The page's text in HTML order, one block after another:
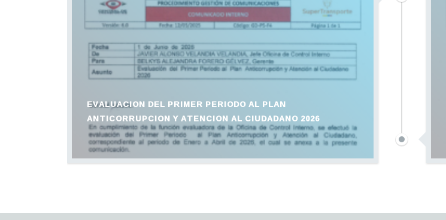
EVALUACION DEL PRIMER PERIODO AL PLAN
ANTICORRUPCION Y ATENCION AL CIUDADANO 2026